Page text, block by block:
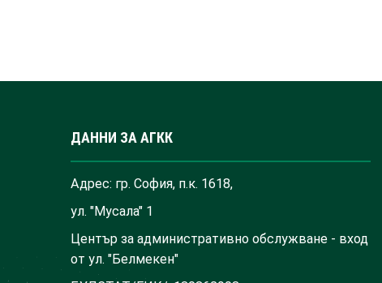
ДАННИ ЗА АГКК
Адрес: гр. София, п.к. 1618,
ул. "Мусала" 1
Център за административно обслужване - вход
от ул. "Белмекен"